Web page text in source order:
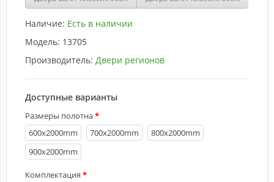
Наличие: Есть в наличии
Модель: 13705
Производитель: Двери регионов
Доступные варианты
Размеры полотна
600х2000mm
700х2000mm
800х2000mm
900х2000mm
Комплектация